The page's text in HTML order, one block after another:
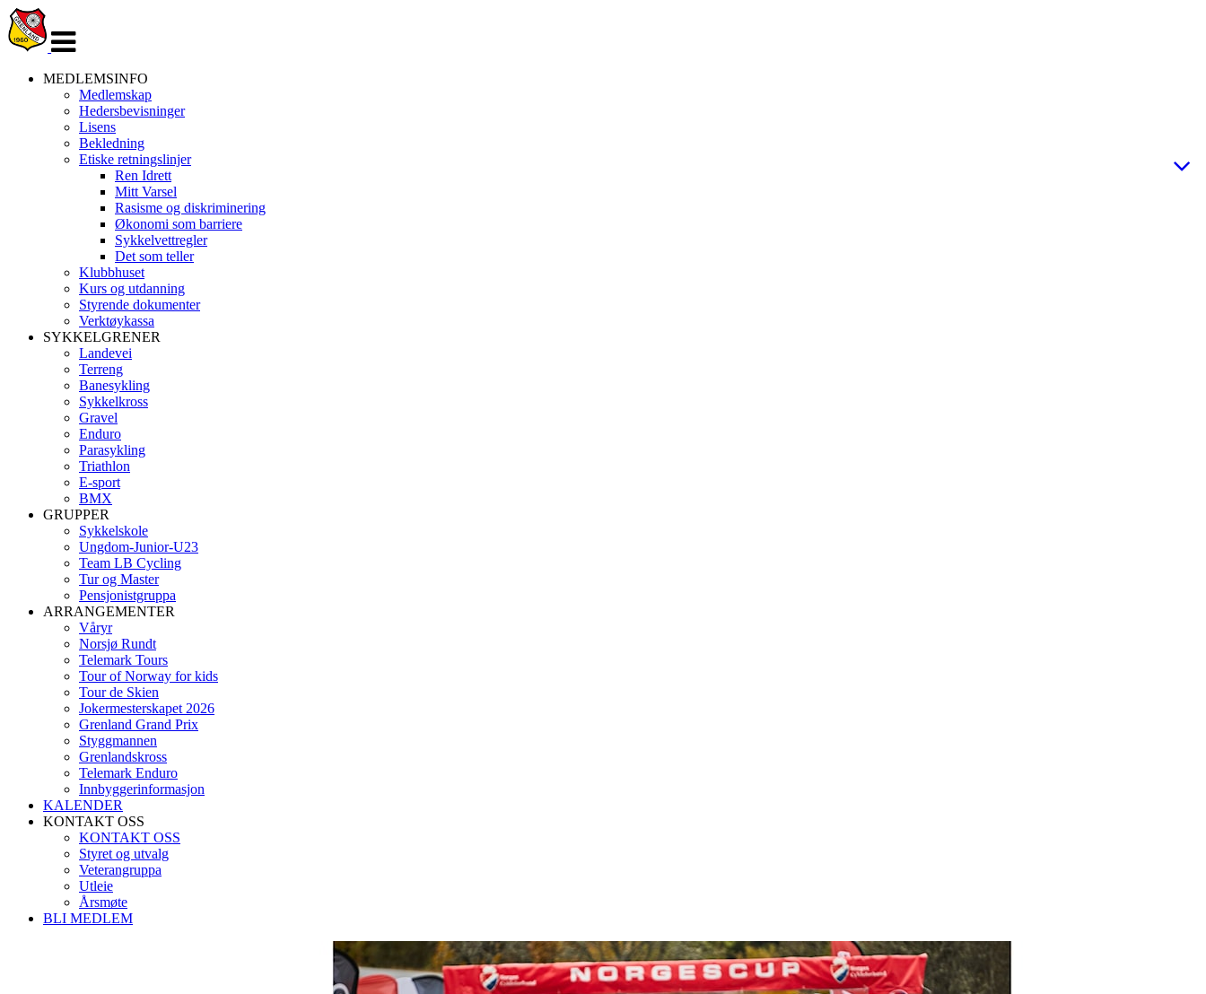
navigasjon
MEDLEMSINFO
Medlemskap
Hedersbevisninger
Lisens
Bekledning
Etiske retningslinjer
Ren Idrett
Mitt Varsel
Rasisme og diskriminering
Økonomi som barriere
Sykkelvettregler
Det som teller
Klubbhuset
Kurs og utdanning
Styrende dokumenter
Verktøykassa
SYKKELGRENER
Landevei
Terreng
Banesykling
Sykkelkross
Gravel
Enduro
Parasykling
Triathlon
E-sport
BMX
GRUPPER
Sykkelskole
Ungdom-Junior-U23
Team LB Cycling
Tur og Master
Pensjonistgruppa
ARRANGEMENTER
Våryr
Norsjø Rundt
Telemark Tours
Tour of Norway for kids
Tour de Skien
Jokermesterskapet 2026
Grenland Grand Prix
Styggmannen
Grenlandskross
Telemark Enduro
Innbyggerinformasjon
KALENDER
KONTAKT OSS
KONTAKT OSS
Styret og utvalg
Veterangruppa
Utleie
Årsmøte
BLI MEDLEM